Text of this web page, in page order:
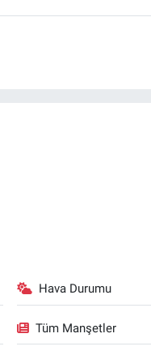
Hava Durumu
Tüm Manşetler